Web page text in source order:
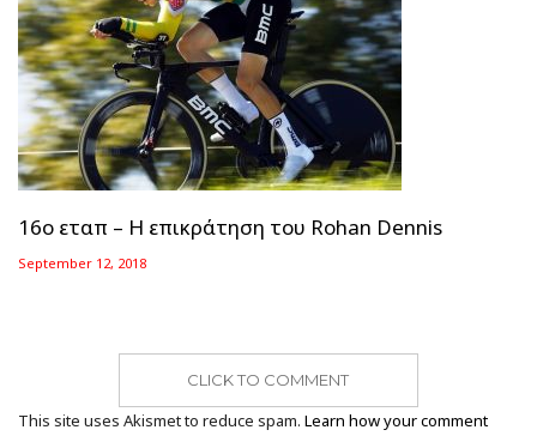
16ο εταπ – Η επικράτηση του Rohan Dennis
September 12, 2018
CLICK TO COMMENT
This site uses Akismet to reduce spam. Learn how your comment